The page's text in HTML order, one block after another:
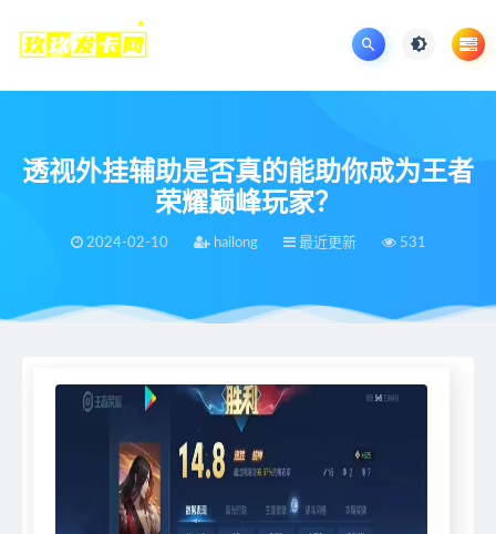
透视外挂辅助是否真的能助你成为王者
荣耀巅峰玩家？
2024-02-10 hailong 最近更新 531
当前位置：王者荣耀辅助网 最近更新 >透视外挂辅助是否真的能助你成为王者荣耀巅峰玩家？